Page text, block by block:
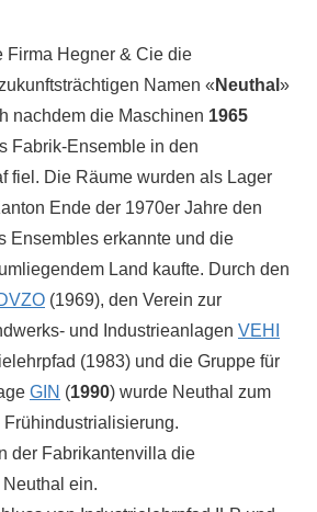
Firma Hegner & Cie die
Namen « Neuthal »
nachdem die Maschinen 1965
Fabrik-Ensemble in den
fiel. Die Räume wurden als Lager
Ende der 1970er Jahre den
Ensembles erkannte und die
Land kaufte. Durch den
(1969), den Verein zur
und Industrieanlagen VEHI
(1983) und die Gruppe für
GIN (1990) wurde Neuthal zum
Frühindustrialisierung.
der Fabrikantenvilla die
ein.